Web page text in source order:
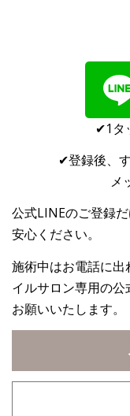
✔︎1タ
✔︎登録後、
メ
公式LINEのご登録
安心ください。
施術中はお電話に
イルサロン専用の
お願いいたします。